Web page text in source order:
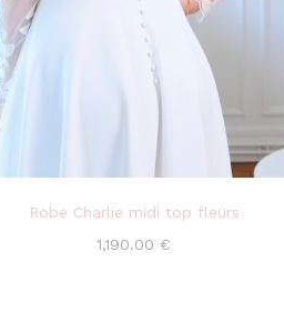
Robe Charlie midi top fleurs
1,190.00 €